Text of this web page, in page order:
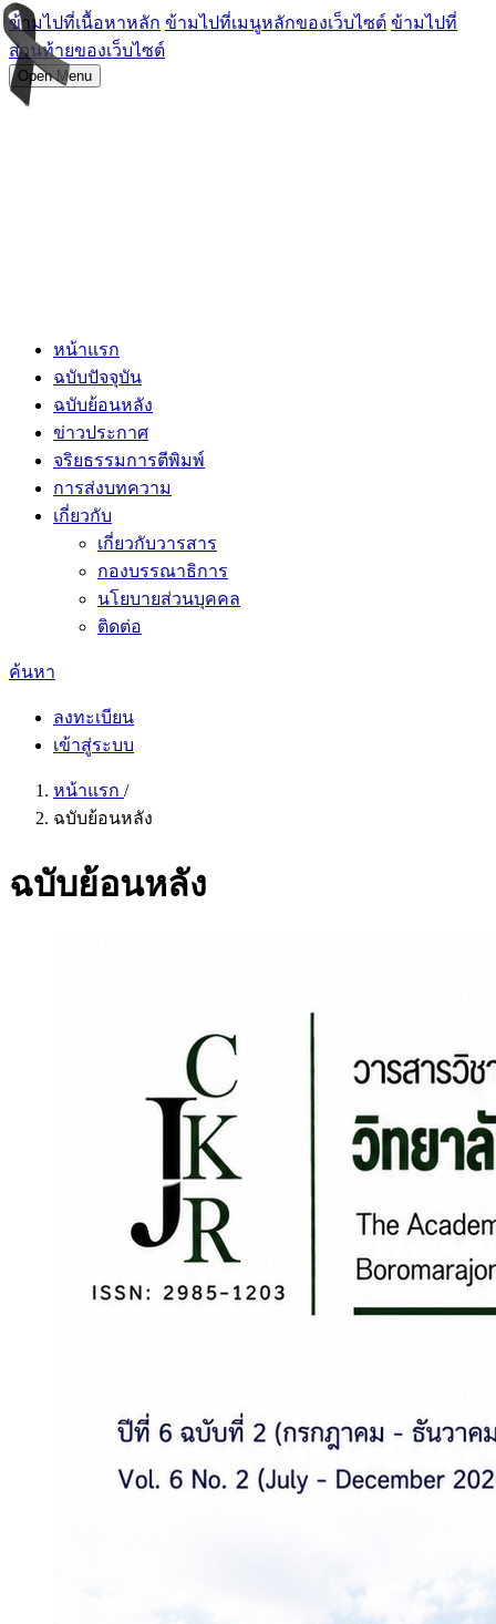
ข้ามไปที่เนื้อหาหลัก ข้ามไปที่เมนูหลักของเว็บไซต์ ข้ามไปที่
ส่วนท้ายของเว็บไซต์
Open Menu
หน้าแรก
ฉบับปัจจุบัน
ฉบับย้อนหลัง
ข่าวประกาศ
จริยธรรมการตีพิมพ์
การส่งบทความ
เกี่ยวกับ
เกี่ยวกับวารสาร
กองบรรณาธิการ
นโยบายส่วนบุคคล
ติดต่อ
ค้นหา
ลงทะเบียน
เข้าสู่ระบบ
หน้าแรก /
ฉบับย้อนหลัง
ฉบับย้อนหลัง